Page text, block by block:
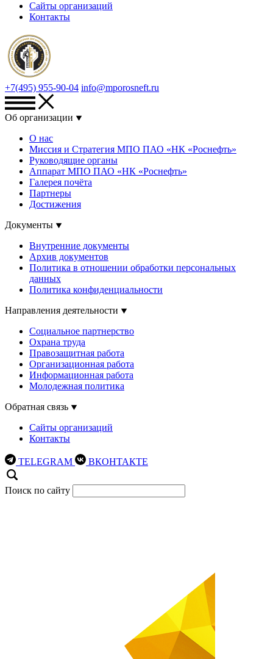
Сайты организаций
Контакты
+7(495) 955-90-04 info@mporosneft.ru
Об организации
О нас
Миссия и Стратегия МПО ПАО «НК «Роснефть»
Руководящие органы
Аппарат МПО ПАО «НК «Роснефть»
Галерея почёта
Партнеры
Достижения
Документы
Внутренние документы
Архив документов
Политика в отношении обработки персональных
данных
Политика конфиденциальности
Направления деятельности
Социальное партнерство
Охрана труда
Правозащитная работа
Организационная работа
Информационная работа
Молодежная политика
Обратная связь
Сайты организаций
Контакты
TELEGRAM ВКОНТАКТЕ
Поиск по сайту